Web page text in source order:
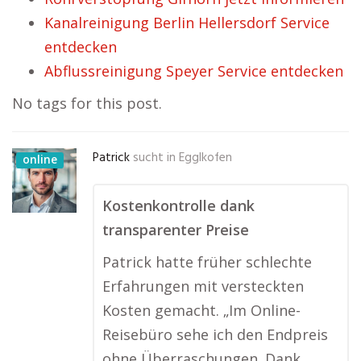
Kanalreinigung Berlin Hellersdorf Service
entdecken
Abflussreinigung Speyer Service entdecken
No tags for this post.
online Patrick sucht in Egglkofen
Kostenkontrolle dank
transparenter Preise
Patrick hatte früher schlechte
Erfahrungen mit versteckten
Kosten gemacht. „Im Online-
Reisebüro sehe ich den Endpreis